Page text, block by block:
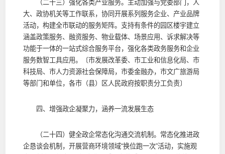
（二十三）强化各类产业服务。主动加强与党委部门，人
大、政协机关等工作联系，协同开展系列服务企业、产业品牌
活动，构建全市联动的服务矩阵。支持有条件的园区楼宇建立
涵盖政策服务、融资服务、物业载体、场景应用、诉求解决等
功能于一体的一站式综合服务平台，强化各类政务服务和企业
服务数智工具应用。〔市发展改革委、市工业和信息化局、市
科技局、市人力资源社会保障局，市委金融办，市文广旅游局
等部门和单位，各市（县）区人民政府按职责分工负责〕
四、增强政企凝聚力，涵养一流发展生态
（二十四）健全政企常态化沟通交流机制。常态化推进政
企恳谈会机制，开展营商环境领域“换位跑一次”活动，实施观